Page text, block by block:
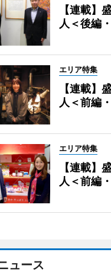
【連載】
人＜後編
エリア特集
【連載】
人＜前編
エリア特集
【連載】
人＜前編
ュース